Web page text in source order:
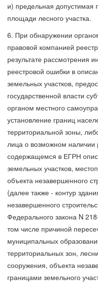
и) предельная допустимая
площади лесного участка.
6. При обнаружении
правовой компанией
результате рассмотрения
реестровой ошибки в
земельных участков,
государственной власти
органом местного
установление границ
территориальной зоны,
лица о возможном наличии
содержащемся в ЕГРН
земельных участков,
объекта незавершенного
(далее также - контур
незавершенного
Федерального закона N
том числе причиной
муниципальных
территориальных зон,
сооружения, объекта
границами земельного